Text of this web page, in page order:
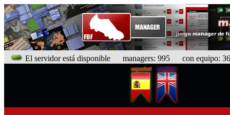
El servidor está disponible managers: 995 con equipo: